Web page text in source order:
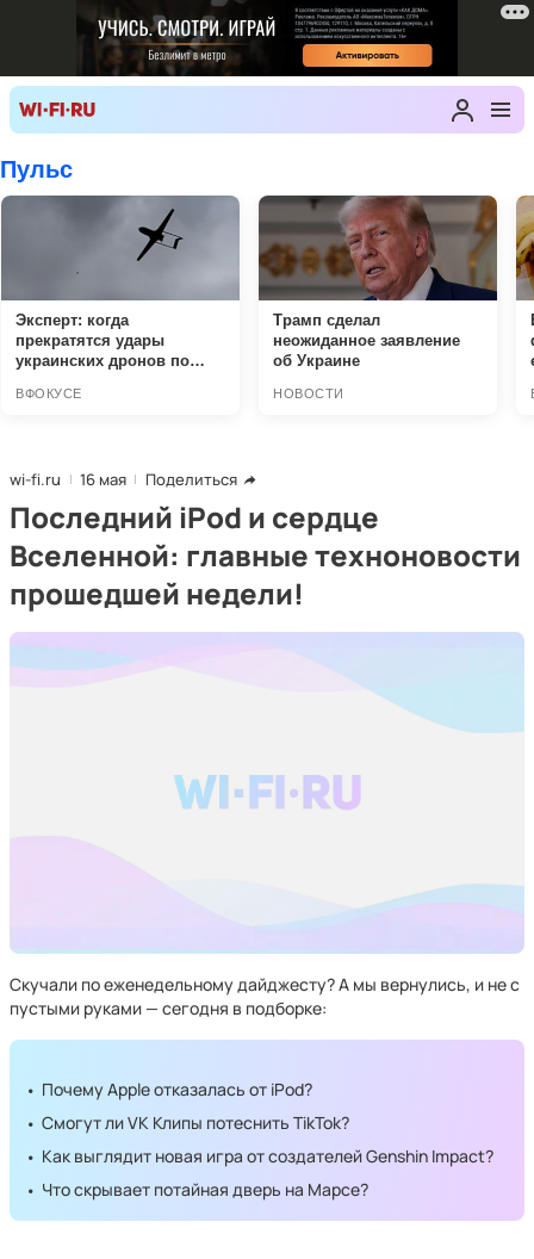
wi-fi.ru 16 мая Поделиться
Последний iPod и сердце
Вселенной: главные техноновости
прошедшей недели!
Скучали по еженедельному дайджесту? А мы вернулись, и не с
пустыми руками — сегодня в подборке:
Почему Apple отказалась от iPod?
Смогут ли VK Клипы потеснить TikTok?
Как выглядит новая игра от создателей Genshin Impact?
Что скрывает потайная дверь на Марсе?